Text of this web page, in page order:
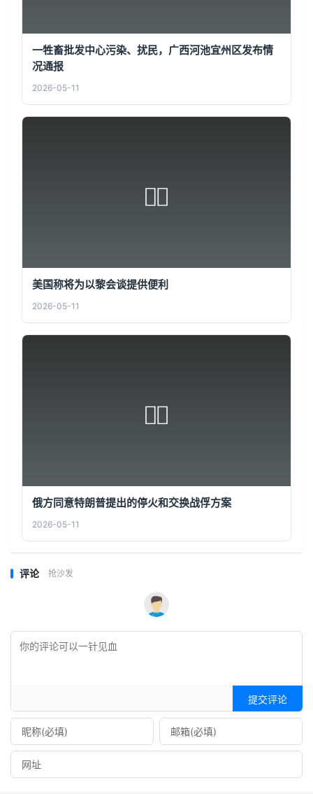
一牲畜批发中心污染、扰民，广西河池宜州区发布情
况通报
2026-05-11
美国称将为以黎会谈提供便利
2026-05-11
俄方同意特朗普提出的停火和交换战俘方案
2026-05-11
评论 抢沙发
提交评论